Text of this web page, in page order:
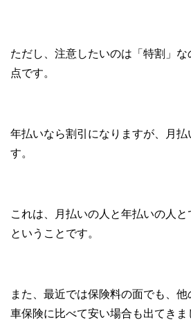
ただし、注意したいのは「特割」
点です。
年払いなら割引になりますが、月払
す。
これは、月払いの人と年払いの人
ということです。
また、最近では保険料の面でも、
車保険に比べて安い場合も出てき